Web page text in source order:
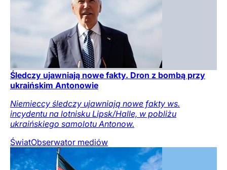
Śledczy ujawniają nowe fakty. Dron z bombą przy
ukraińskim Antonowie
Niemieccy śledczy ujawniają nowe fakty ws.
incydentu na lotnisku Lipsk/Halle, w pobliżu
ukraińskiego samolotu Antonow.
ŚwiatObserwator mediów